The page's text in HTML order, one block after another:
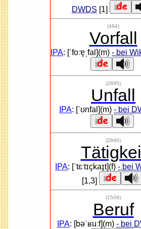
DWDS [1]
(484)
Vorfall
IPA: [ˈfoːɐ̯ˌfal](m) - bei
(2895)
Unfall
IPA: [ˈʊnfal](m) - bei
(2896)
IPA: [ˈtɛːtɪçkaɪ̯t](f) - bei
[1,3]
(1509)
Beruf
IPA: [bəˈʁuːf](m) - bei